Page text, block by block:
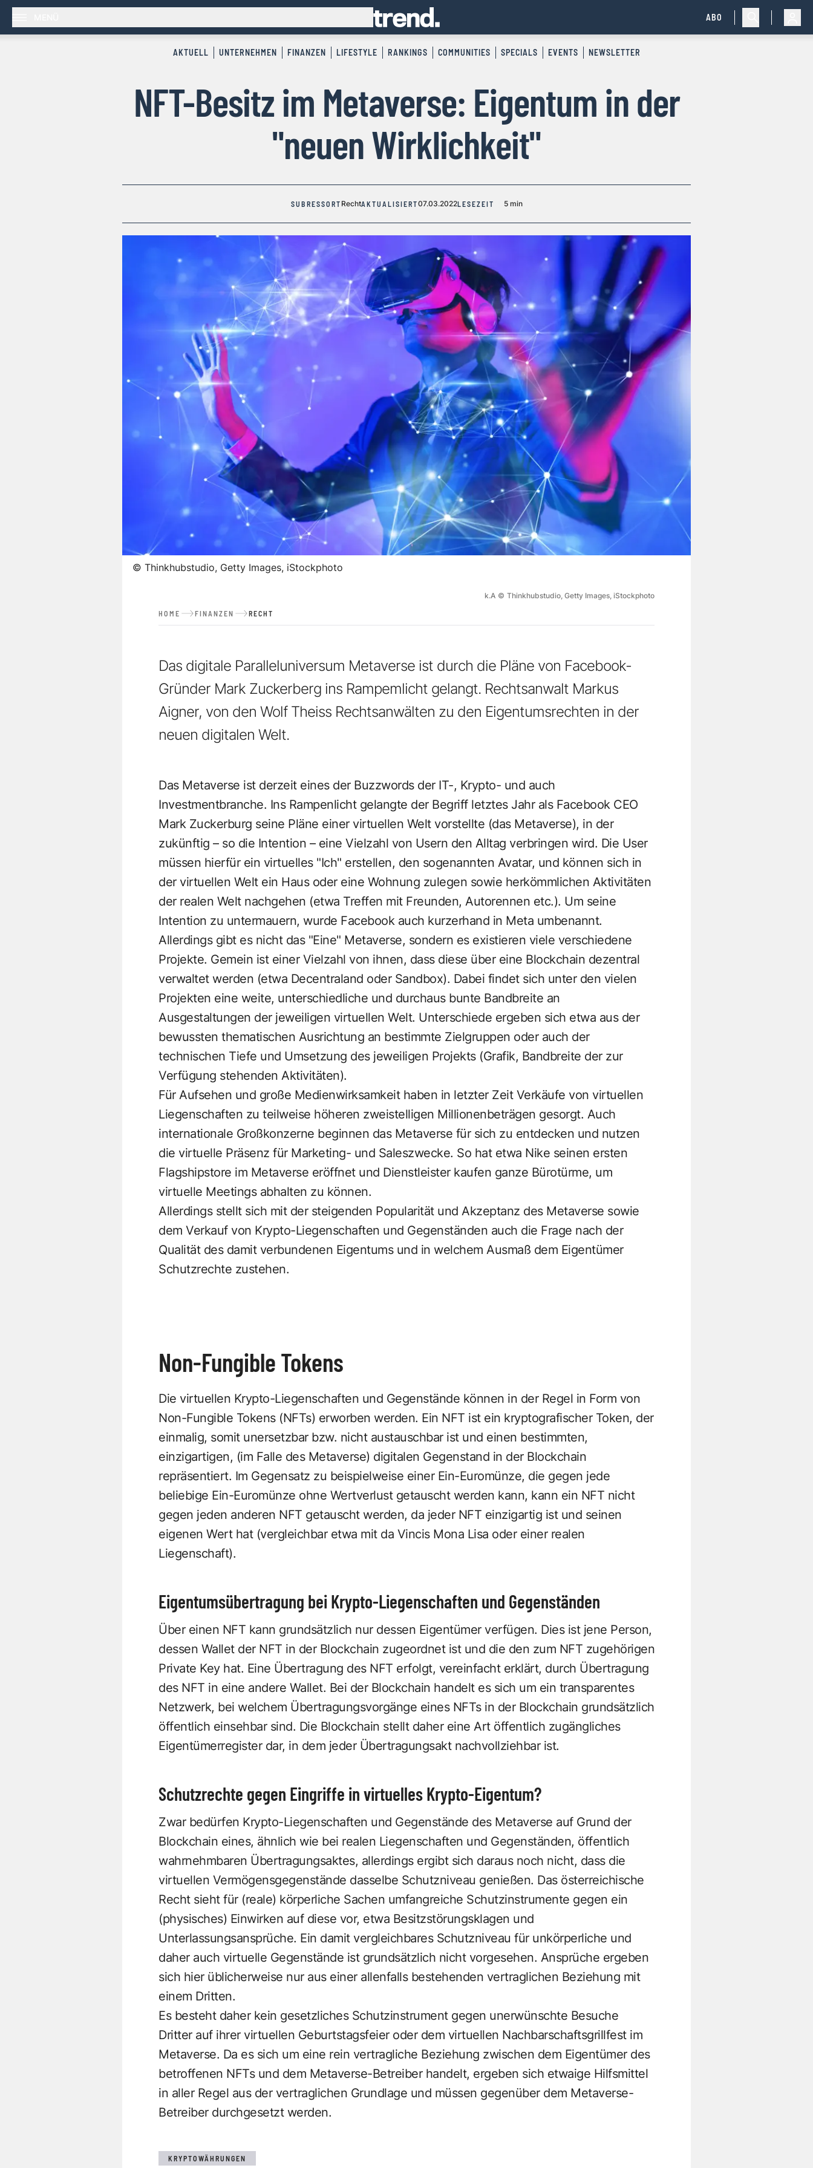
ABO
AKTUELL UNTERNEHMEN FINANZEN LIFESTYLE RANKINGS COMMUNITIES SPECIALS EVENTS NEWSLETTER
NFT-Besitz im Metaverse: Eigentum in der
"neuen Wirklichkeit"
SUBRESSORT RechtAKTUALISIERT07.03.2022LESEZEIT 5 min
© Thinkhubstudio, Getty Images, iStockphoto
k.A © Thinkhubstudio, Getty Images, iStockphoto
HOME FINANZEN RECHT
Das digitale Paralleluniversum Metaverse ist durch die Pläne von Facebook-
Gründer Mark Zuckerberg ins Rampemlicht gelangt. Rechtsanwalt Markus
Aigner, von den Wolf Theiss Rechtsanwälten zu den Eigentumsrechten in der
neuen digitalen Welt.
Das Metaverse ist derzeit eines der Buzzwords der IT-, Krypto- und auch
Investmentbranche. Ins Rampenlicht gelangte der Begriff letztes Jahr als Facebook CEO
Mark Zuckerburg seine Pläne einer virtuellen Welt vorstellte (das Metaverse), in der
zukünftig – so die Intention – eine Vielzahl von Usern den Alltag verbringen wird. Die User
müssen hierfür ein virtuelles "Ich" erstellen, den sogenannten Avatar, und können sich in
der virtuellen Welt ein Haus oder eine Wohnung zulegen sowie herkömmlichen Aktivitäten
der realen Welt nachgehen (etwa Treffen mit Freunden, Autorennen etc.). Um seine
Intention zu untermauern, wurde Facebook auch kurzerhand in Meta umbenannt.
Allerdings gibt es nicht das "Eine" Metaverse, sondern es existieren viele verschiedene
Projekte. Gemein ist einer Vielzahl von ihnen, dass diese über eine Blockchain dezentral
verwaltet werden (etwa Decentraland oder Sandbox). Dabei findet sich unter den vielen
Projekten eine weite, unterschiedliche und durchaus bunte Bandbreite an
Ausgestaltungen der jeweiligen virtuellen Welt. Unterschiede ergeben sich etwa aus der
bewussten thematischen Ausrichtung an bestimmte Zielgruppen oder auch der
technischen Tiefe und Umsetzung des jeweiligen Projekts (Grafik, Bandbreite der zur
Verfügung stehenden Aktivitäten).
Für Aufsehen und große Medienwirksamkeit haben in letzter Zeit Verkäufe von virtuellen
Liegenschaften zu teilweise höheren zweistelligen Millionenbeträgen gesorgt. Auch
internationale Großkonzerne beginnen das Metaverse für sich zu entdecken und nutzen
die virtuelle Präsenz für Marketing- und Saleszwecke. So hat etwa Nike seinen ersten
Flagshipstore im Metaverse eröffnet und Dienstleister kaufen ganze Bürotürme, um
virtuelle Meetings abhalten zu können.
Allerdings stellt sich mit der steigenden Popularität und Akzeptanz des Metaverse sowie
dem Verkauf von Krypto-Liegenschaften und Gegenständen auch die Frage nach der
Qualität des damit verbundenen Eigentums und in welchem Ausmaß dem Eigentümer
Schutzrechte zustehen.
Non-Fungible Tokens
Die virtuellen Krypto-Liegenschaften und Gegenstände können in der Regel in Form von
Non-Fungible Tokens (NFTs) erworben werden. Ein NFT ist ein kryptografischer Token, der
einmalig, somit unersetzbar bzw. nicht austauschbar ist und einen bestimmten,
einzigartigen, (im Falle des Metaverse) digitalen Gegenstand in der Blockchain
repräsentiert. Im Gegensatz zu beispielweise einer Ein-Euromünze, die gegen jede
beliebige Ein-Euromünze ohne Wertverlust getauscht werden kann, kann ein NFT nicht
gegen jeden anderen NFT getauscht werden, da jeder NFT einzigartig ist und seinen
eigenen Wert hat (vergleichbar etwa mit da Vincis Mona Lisa oder einer realen
Liegenschaft).
Eigentumsübertragung bei Krypto-Liegenschaften und Gegenständen
Über einen NFT kann grundsätzlich nur dessen Eigentümer verfügen. Dies ist jene Person,
dessen Wallet der NFT in der Blockchain zugeordnet ist und die den zum NFT zugehörigen
Private Key hat. Eine Übertragung des NFT erfolgt, vereinfacht erklärt, durch Übertragung
des NFT in eine andere Wallet. Bei der Blockchain handelt es sich um ein transparentes
Netzwerk, bei welchem Übertragungsvorgänge eines NFTs in der Blockchain grundsätzlich
öffentlich einsehbar sind. Die Blockchain stellt daher eine Art öffentlich zugängliches
Eigentümerregister dar, in dem jeder Übertragungsakt nachvollziehbar ist.
Schutzrechte gegen Eingriffe in virtuelles Krypto-Eigentum?
Zwar bedürfen Krypto-Liegenschaften und Gegenstände des Metaverse auf Grund der
Blockchain eines, ähnlich wie bei realen Liegenschaften und Gegenständen, öffentlich
wahrnehmbaren Übertragungsaktes, allerdings ergibt sich daraus noch nicht, dass die
virtuellen Vermögensgegenstände dasselbe Schutzniveau genießen. Das österreichische
Recht sieht für (reale) körperliche Sachen umfangreiche Schutzinstrumente gegen ein
(physisches) Einwirken auf diese vor, etwa Besitzstörungsklagen und
Unterlassungsansprüche. Ein damit vergleichbares Schutzniveau für unkörperliche und
daher auch virtuelle Gegenstände ist grundsätzlich nicht vorgesehen. Ansprüche ergeben
sich hier üblicherweise nur aus einer allenfalls bestehenden vertraglichen Beziehung mit
einem Dritten.
Es besteht daher kein gesetzliches Schutzinstrument gegen unerwünschte Besuche
Dritter auf ihrer virtuellen Geburtstagsfeier oder dem virtuellen Nachbarschaftsgrillfest im
Metaverse. Da es sich um eine rein vertragliche Beziehung zwischen dem Eigentümer des
betroffenen NFTs und dem Metaverse-Betreiber handelt, ergeben sich etwaige Hilfsmittel
in aller Regel aus der vertraglichen Grundlage und müssen gegenüber dem Metaverse-
Betreiber durchgesetzt werden.
KRYPTOWÄHRUNGEN